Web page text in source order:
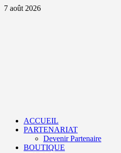
Aller
7 août 2026
ACCUEIL
PARTENARIAT
Devenir Partenaire
BOUTIQUE